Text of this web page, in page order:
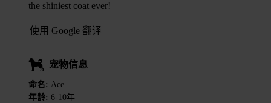
the shiniest coat ever!
使用 Google 翻译
宠物信息
命名: Ace
年龄: 6-10年